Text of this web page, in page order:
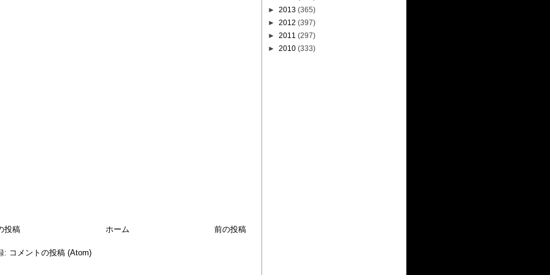
投稿 ホーム 前の投稿
: コメントの投稿 (Atom)
► 2013 (365)
► 2012 (397)
► 2011 (297)
► 2010 (333)